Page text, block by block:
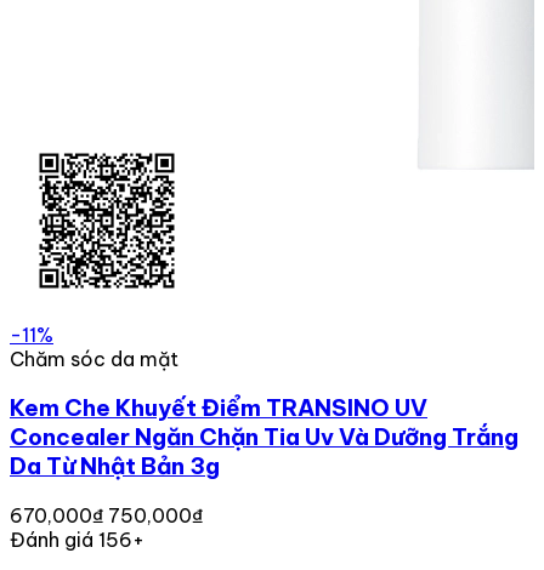
-11%
Chăm sóc da mặt
Kem Che Khuyết Điểm TRANSINO UV
Concealer Ngăn Chặn Tia Uv Và Dưỡng Trắng
Da Từ Nhật Bản 3g
670,000₫ 750,000₫
Đánh giá 156+